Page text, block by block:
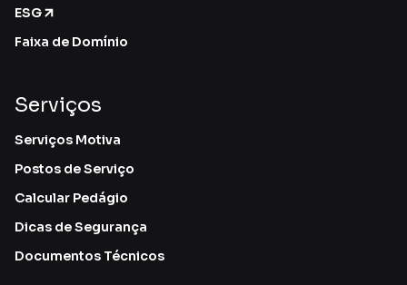
ESG
Faixa de Domínio
Serviços
Serviços Motiva
Postos de Serviço
Calcular Pedágio
Dicas de Segurança
Documentos Técnicos